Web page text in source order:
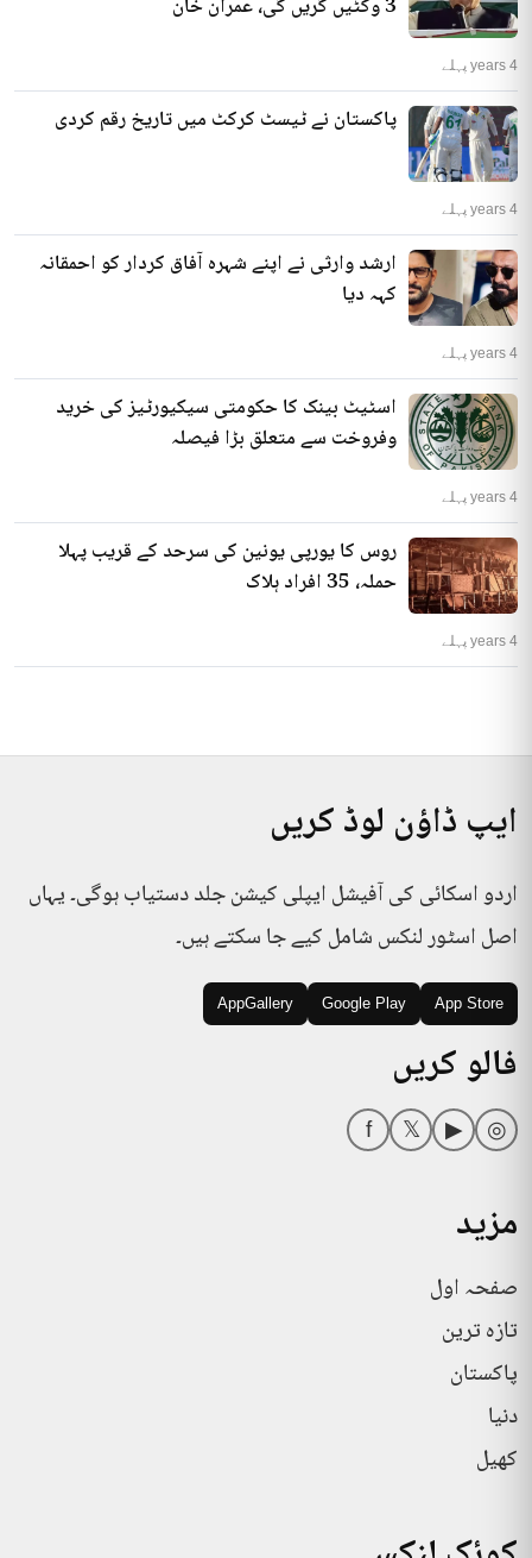
3 وکٹیں گریں گی، عمران خان
4 years پہلے
پاکستان نے ٹیسٹ کرکٹ میں تاریخ رقم کردی
4 years پہلے
ارشد وارثی نے اپنے شہرہ آفاق کردار کو احمقانہ
کہہ دیا
4 years پہلے
اسٹیٹ بینک کا حکومتی سیکیورٹیز کی خرید
وفروخت سے متعلق بڑا فیصلہ
4 years پہلے
روس کا یورپی یونین کی سرحد کے قریب پہلا
حملہ، 35 افراد ہلاک
4 years پہلے
ایپ ڈاؤن لوڈ کریں
اردو اسکائی کی آفیشل ایپلی کیشن جلد دستیاب ہوگی۔ یہاں
اصل اسٹور لنکس شامل کیے جا سکتے ہیں۔
App Store
Google Play
AppGallery
فالو کریں
◎
▶
𝕏
f
مزید
صفحہ اول
تازہ ترین
پاکستان
دنیا
کھیل